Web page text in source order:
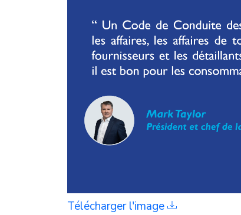
Télécharger l'image